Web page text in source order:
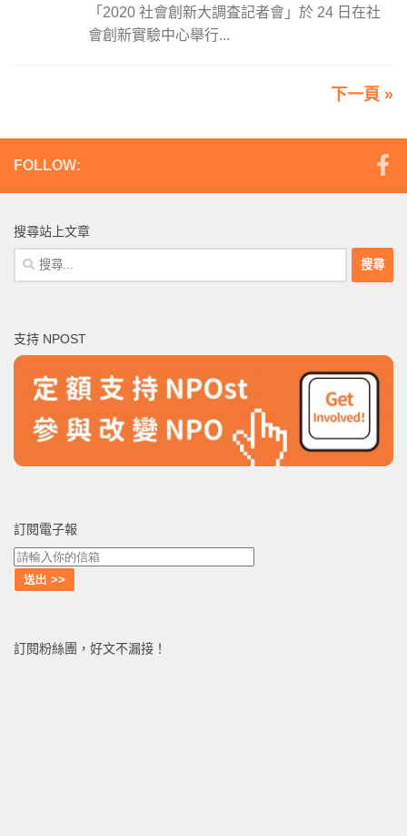
「2020 社會創新大調査記者會」於 24 日在社
會創新實驗中心舉行...
下一頁 »
FOLLOW:
搜尋站上文章
搜
尋
字:
支持 NPOST
訂閱電子報
訂閱粉絲團，好文不漏接！